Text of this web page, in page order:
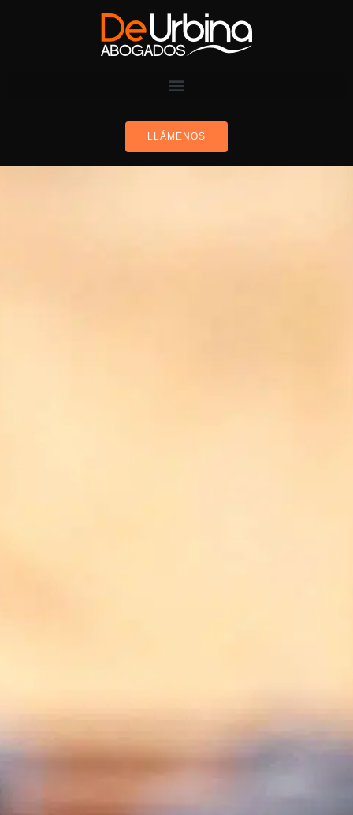
LLÁMENOS